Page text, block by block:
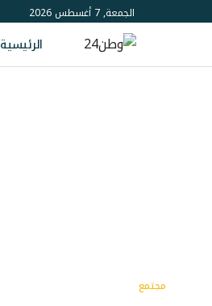
الجمعة, 7 أغسطس 2026
الرئيسية
مجتمع